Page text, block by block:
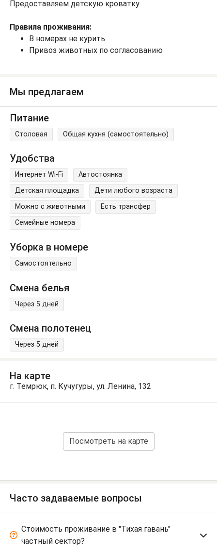
Предоставляем детскую кроватку
Правила проживания:
В номерах не курить
Привоз животных по согласованию
Мы предлагаем
Питание
Столовая Общая кухня (самостоятельно)
Удобства
Интернет Wi-Fi
Автостоянка
Детская площадка
Дети любого возраста
Можно с животными
Есть трансфер
Семейные номера
Уборка в номере
Самостоятельно
Смена белья
Через 5 дней
Смена полотенец
Через 5 дней
На карте
г. Темрюк, п. Кучугуры, ул. Ленина, 132
Посмотреть на карте
Часто задаваемые вопросы
Стоимость проживание в "Тихая гавань"
частный сектор?